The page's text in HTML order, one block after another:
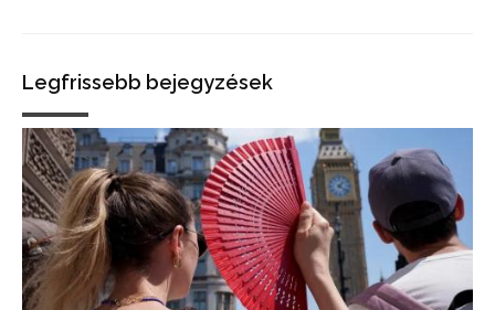
Legfrissebb bejegyzések